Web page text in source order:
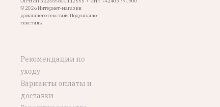
© 2026 Интернет-магазин
домашнего текстиля Подушкино-
текстиль
Рекомендации по
уходу
Варианты оплаты и
доставки